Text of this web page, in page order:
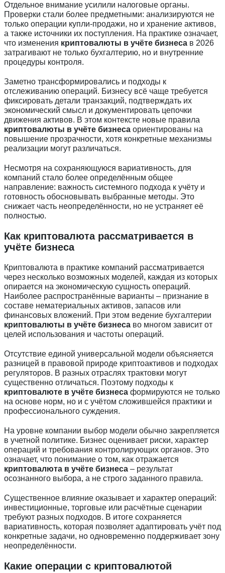
Отдельное внимание усилили налоговые органы.
Проверки стали более предметными: анализируются не
только операции купли-продажи, но и хранение активов,
а также источники их поступления. На практике означает,
что изменения криптовалюты в учёте бизнеса в 2026
затрагивают не только бухгалтерию, но и внутренние
процедуры контроля.
Заметно трансформировались и подходы к
отслеживанию операций. Бизнесу всё чаще требуется
фиксировать детали транзакций, подтверждать их
экономический смысл и документировать цепочки
движения активов. В этом контексте новые правила
криптовалюты в учёте бизнеса ориентированы на
повышение прозрачности, хотя конкретные механизмы
реализации могут различаться.
Несмотря на сохраняющуюся вариативность, для
компаний стало более определённым общее
направление: важность системного подхода к учёту и
готовность обосновывать выбранные методы. Это
снижает часть неопределённости, но не устраняет её
полностью.
Как криптовалюта рассматривается в
учёте бизнеса
Криптовалюта в практике компаний рассматривается
через несколько возможных моделей, каждая из которых
опирается на экономическую сущность операций.
Наиболее распространённые варианты – признание в
составе нематериальных активов, запасов или
финансовых вложений. При этом ведение бухгалтерии
криптовалюты в учёте бизнеса во многом зависит от
целей использования и частоты операций.
Отсутствие единой универсальной модели объясняется
разницей в правовой природе криптоактивов и подходах
регуляторов. В разных отраслях трактовки могут
существенно отличаться. Поэтому подходы к
криптовалюте в учёте бизнеса формируются не только
на основе норм, но и с учётом сложившейся практики и
профессионального суждения.
На уровне компании выбор модели обычно закрепляется
в учетной политике. Бизнес оценивает риски, характер
операций и требования контролирующих органов. Это
означает, что понимание о том, как отражается
криптовалюта в учёте бизнеса – результат
осознанного выбора, а не строго заданного правила.
Существенное влияние оказывает и характер операций:
инвестиционные, торговые или расчётные сценарии
требуют разных подходов. В итоге сохраняется
вариативность, которая позволяет адаптировать учёт под
конкретные задачи, но одновременно поддерживает зону
неопределённости.
Какие операции с криптовалютой